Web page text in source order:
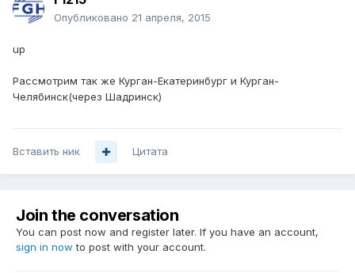
Опубликовано 21 апреля, 2015
up
Рассмотрим так же Курган-Екатеринбург и Курган-
Челябинск(через Шадринск)
Вставить ник Цитата
Join the conversation
You can post now and register later. If you have an account,
sign in now to post with your account.